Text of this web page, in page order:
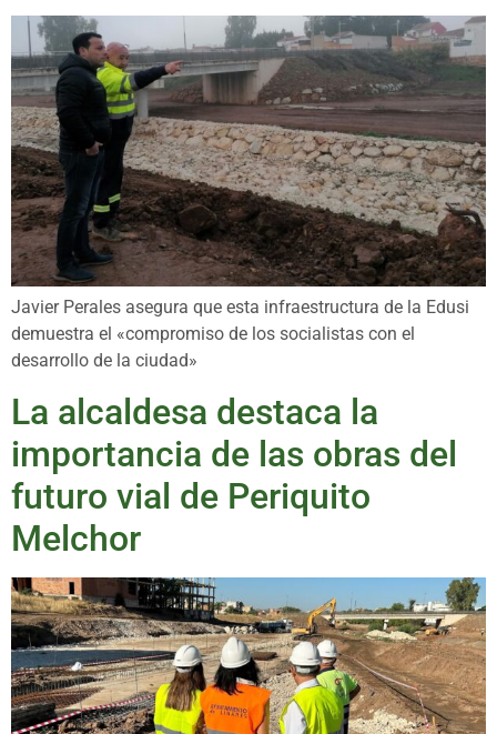
Javier Perales asegura que esta infraestructura de la Edusi
demuestra el «compromiso de los socialistas con el
desarrollo de la ciudad»
La alcaldesa destaca la
importancia de las obras del
futuro vial de Periquito
Melchor